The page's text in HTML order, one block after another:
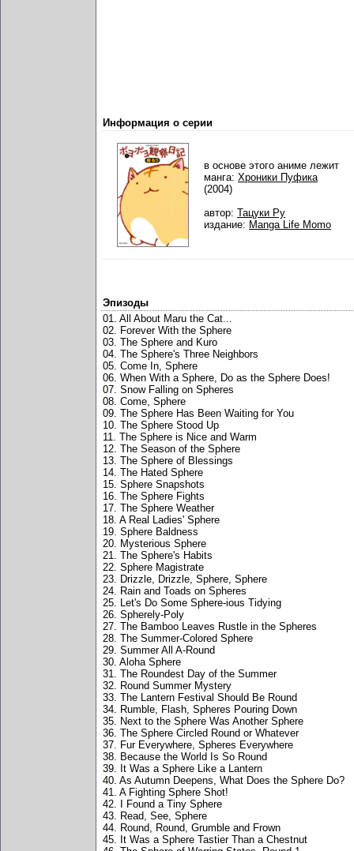
Информация о серии
в основе этого аниме лежит
манга: Хроники Пуфика
(2004)
автор: Тацуки Ру
издание: Manga Life Momo
Эпизоды
01. All About Maru the Cat...
02. Forever With the Sphere
03. The Sphere and Kuro
04. The Sphere's Three Neighbors
05. Come In, Sphere
06. When With a Sphere, Do as the Sphere Does!
07. Snow Falling on Spheres
08. Come, Sphere
09. The Sphere Has Been Waiting for You
10. The Sphere Stood Up
11. The Sphere is Nice and Warm
12. The Season of the Sphere
13. The Sphere of Blessings
14. The Hated Sphere
15. Sphere Snapshots
16. The Sphere Fights
17. The Sphere Weather
18. A Real Ladies' Sphere
19. Sphere Baldness
20. Mysterious Sphere
21. The Sphere's Habits
22. Sphere Magistrate
23. Drizzle, Drizzle, Sphere, Sphere
24. Rain and Toads on Spheres
25. Let's Do Some Sphere-ious Tidying
26. Spherely-Poly
27. The Bamboo Leaves Rustle in the Spheres
28. The Summer-Colored Sphere
29. Summer All A-Round
30. Aloha Sphere
31. The Roundest Day of the Summer
32. Round Summer Mystery
33. The Lantern Festival Should Be Round
34. Rumble, Flash, Spheres Pouring Down
35. Next to the Sphere Was Another Sphere
36. The Sphere Circled Round or Whatever
37. Fur Everywhere, Spheres Everywhere
38. Because the World Is So Round
39. It Was a Sphere Like a Lantern
40. As Autumn Deepens, What Does the Sphere Do?
41. A Fighting Sphere Shot!
42. I Found a Tiny Sphere
43. Read, See, Sphere
44. Round, Round, Grumble and Frown
45. It Was a Sphere Tastier Than a Chestnut